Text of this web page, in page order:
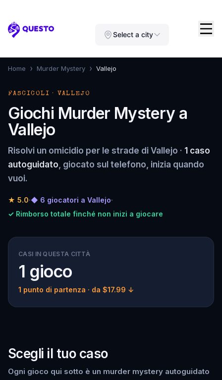
Questo Select a city
Home › Murder Mystery › Vallejo
FASCICOLI · VALLEJO
Giochi Murder Mystery a
Vallejo
Risolvi un omicidio per le strade di Vallejo · 1 caso
autoguidato, giocato sul telefono, inizia quando
vuoi.
★ 5.0·◆ 6 giocatori a Vallejo·
✓ Rimborso totale finché non inizi a giocare
CASI IN QUESTA CITTÀ
1 gioco
1 punto di partenza · da $17.99 ↓
Scegli il tuo caso
Ogni gioco qui sotto è un murder mystery autoguidato